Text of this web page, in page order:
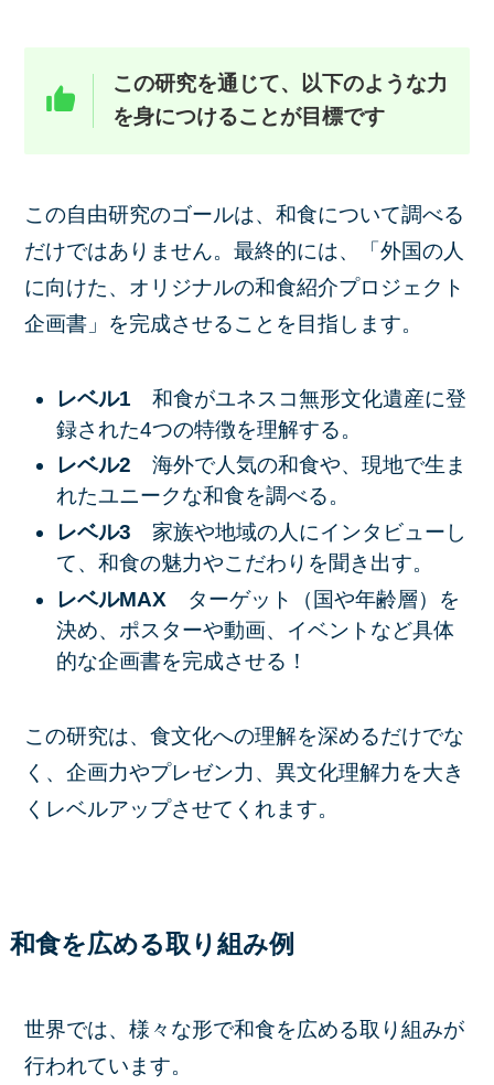
この研究を通じて、以下のような力
を身につけることが目標です
この自由研究のゴールは、和食について調べる
だけではありません。最終的には、「外国の人
に向けた、オリジナルの和食紹介プロジェクト
企画書」を完成させることを目指します。
レベル1 和食がユネスコ無形文化遺産に登
録された4つの特徴を理解する。
レベル2 海外で人気の和食や、現地で生ま
れたユニークな和食を調べる。
レベル3 家族や地域の人にインタビューし
て、和食の魅力やこだわりを聞き出す。
レベルMAX
ターゲット（国や年齢層）を
決め、ポスターや動画、イベントなど具体
的な企画書を完成させる！
この研究は、食文化への理解を深めるだけでな
く、企画力やプレゼン力、異文化理解力を大き
くレベルアップさせてくれます。
和食を広める取り組み例
世界では、様々な形で和食を広める取り組みが
行われています。